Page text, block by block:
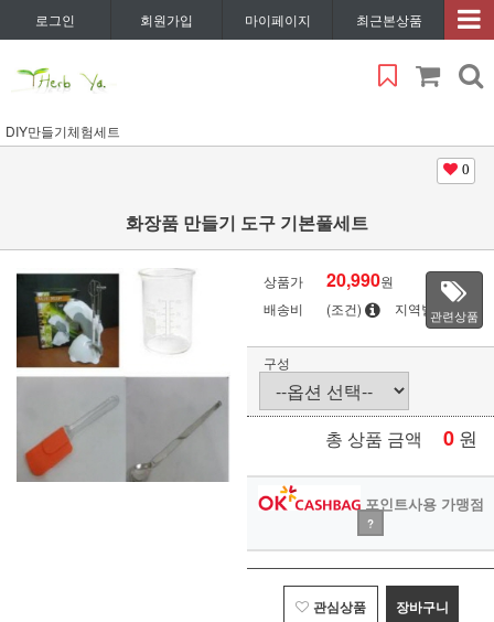
로그인 회원가입 마이페이지 최근본상품
DIY만들기체험세트
0
화장품 만들기 도구 기본풀세트
상품가 20,990원
배송비
(조건) 지역별관련상품
구성
총 상품 금액 0 원
포인트사용 가맹점
?
관심상품 장바구니